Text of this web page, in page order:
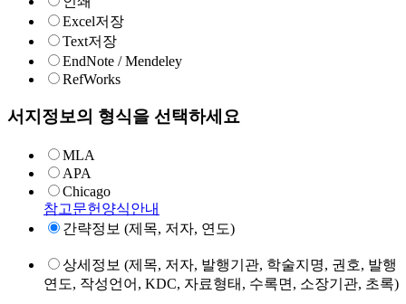
Excel저장
Text저장
EndNote / Mendeley
RefWorks
서지정보의 형식을 선택하세요
MLA
APA
Chicago
참고문헌양식안내
간략정보 (제목, 저자, 연도)
상세정보 (제목, 저자, 발행기관, 학술지명, 권호, 발행
연도, 작성언어, KDC, 자료형태, 수록면, 소장기관, 초록)